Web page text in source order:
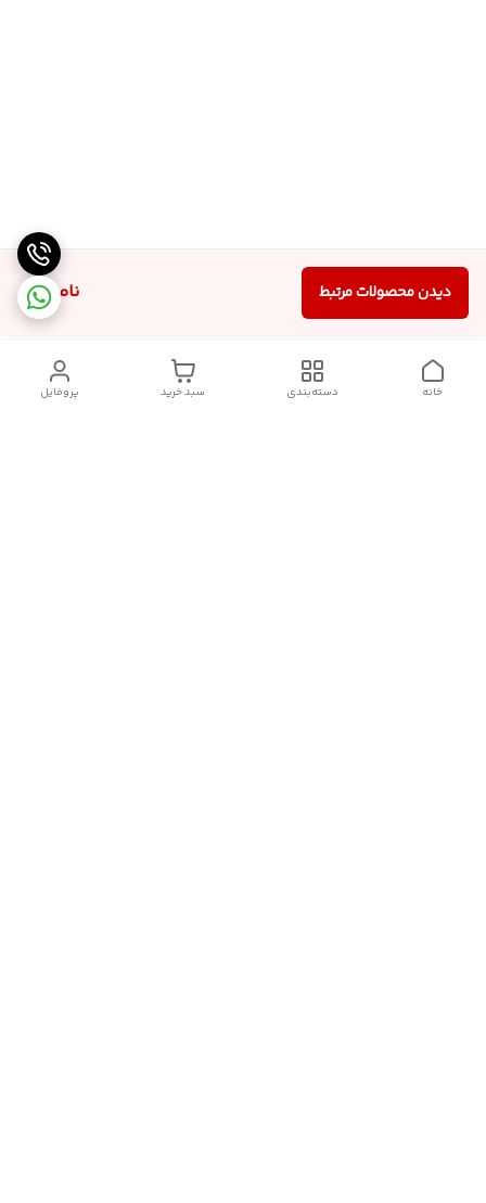
ناموجود دیدن محصولات مرتبط
پروفایل سبد خرید دسته‌بندی خانه